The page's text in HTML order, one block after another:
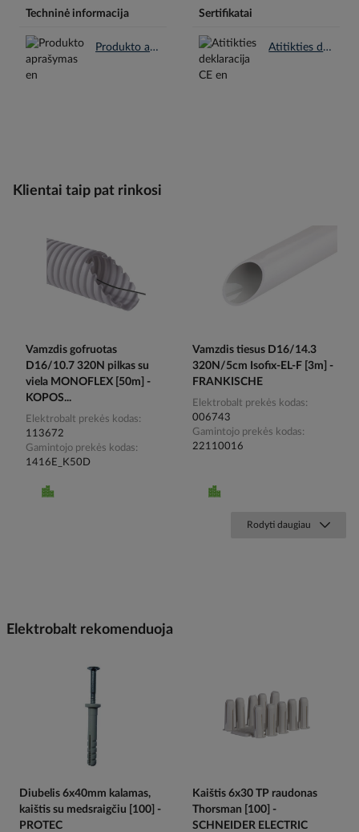
Techninė informacija
Produkto aprašymas en.pdf
Sertifikatai
Atitikties deklaracija CE en.pdf
Klientai taip pat rinkosi
Vamzdis gofruotas
D16/10.7 320N pilkas su
viela MONOFLEX [50m] -
KOPOS...
Elektrobalt prekės kodas
113672
Gamintojo prekės kodas
1416E_K50D
Vamzdis tiesus D16/14.3
320N/5cm Isofix-EL-F [3m] -
FRANKISCHE
Elektrobalt prekės kodas
006743
Gamintojo prekės kodas
22110016
Rodyti daugiau
Elektrobalt rekomenduoja
Diubelis 6x40mm kalamas,
kaištis su medsraigčiu [100] -
PROTEC
Kaištis 6x30 TP raudonas
Thorsman [100] -
SCHNEIDER ELECTRIC